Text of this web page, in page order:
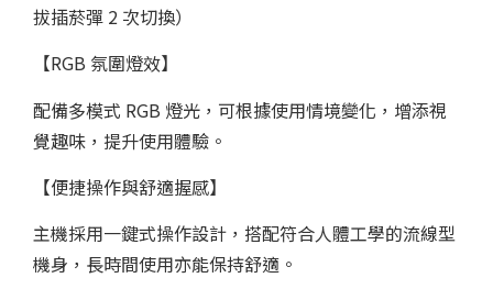
拔插菸彈 2 次切換）
【RGB 氛圍燈效】
配備多模式 RGB 燈光，可根據使用情境變化，增添視
覺趣味，提升使用體驗。
【便捷操作與舒適握感】
主機採用一鍵式操作設計，搭配符合人體工學的流線型
機身，長時間使用亦能保持舒適。